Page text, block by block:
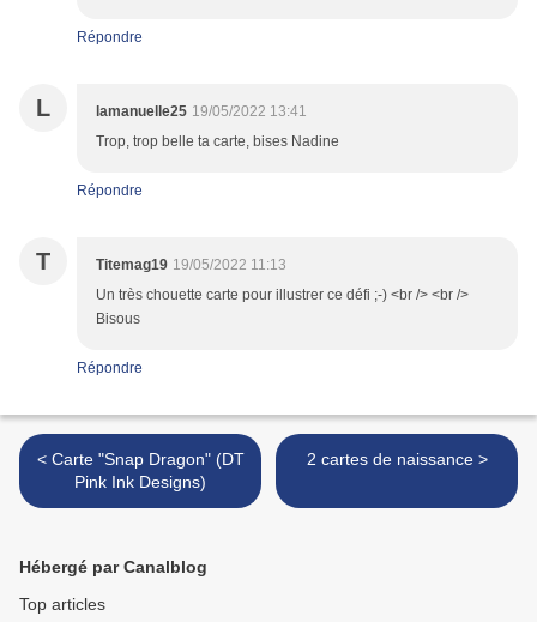
Répondre
L lamanuelle25 19/05/2022 13:41
Trop, trop belle ta carte, bises Nadine
Répondre
T Titemag19 19/05/2022 11:13
Un très chouette carte pour illustrer ce défi ;-) <br /> <br />
Bisous
Répondre
< Carte "Snap Dragon" (DT
Pink Ink Designs)
2 cartes de naissance >
Hébergé par Canalblog
Top articles